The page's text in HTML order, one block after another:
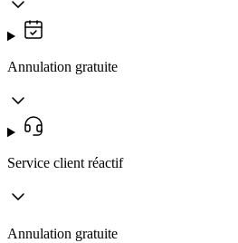
Annulation gratuite
Service client réactif
Annulation gratuite